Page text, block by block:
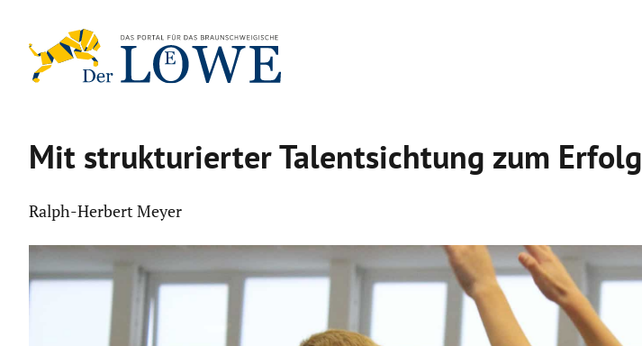
Inhalt
springen
Mit struk­tu­rierter Talent­sich­tung zum Erfolg
Ralph-Herbert Meyer